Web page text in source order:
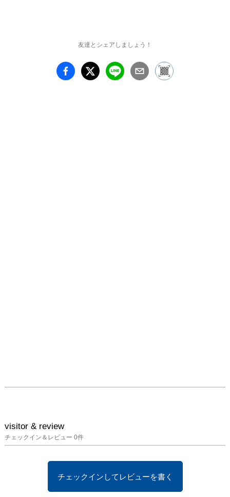
宝、そして県指定重要無
ちによる作品が勢ぞろい
ンの精華をお楽しみくだ
さい。
※富本とみもと憲吉け
んきち≪色絵金銀彩四弁
蔵≪志野水指≫、など
※第1回展「明治150年
友達とシェアしましょう！
visitor & review
チェックイン＆レビュー 0件
チェックインしてレビューを書く